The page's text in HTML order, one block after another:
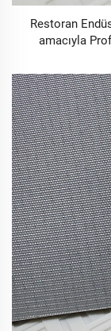
Restoran
amacıyla